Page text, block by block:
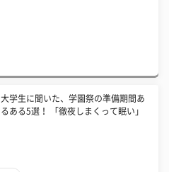
大学生に聞いた、学園祭の準備期間あ
るある5選！ 「徹夜しまくって眠い」